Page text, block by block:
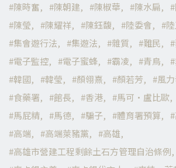
陳時奮
陳朝建 陳椒華 陳水扁
陳瑩
陳耀祥 陳鈺馥 陸委會
集會遊行法
集遊法 雜質 難民
電子監控
電子蜜蜂 霸凌 青鳥
韓國
韓瑩 顏翎熹 顏若芳 風
食藥署
館長 香港 馬可·盧比歐
馬屁精
馬德 騙子 體育署預算
高端
高端萊豬黨
高雄
高雄市營建工程剩餘土石方管理自治條例